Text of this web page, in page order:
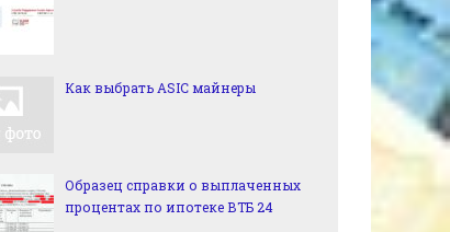
Как выбрать ASIC майнеры
Образец справки о выплаченных
процентах по ипотеке ВТБ 24